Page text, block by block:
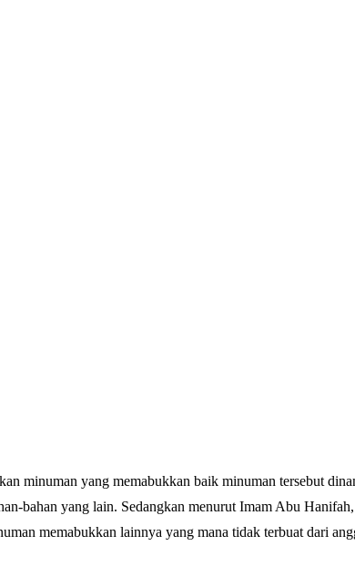
minuman yang memabukkan baik minuman tersebut
bahan yang lain. Sedangkan menurut Imam Abu
memabukkan lainnya yang mana tidak terbuat dari